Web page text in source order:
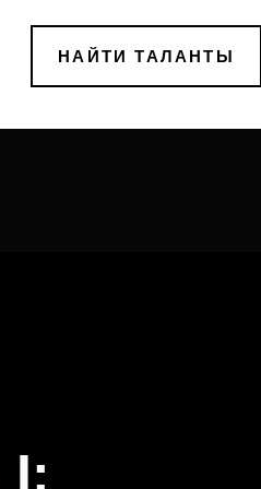
НАЙТИ ТАЛАНТЫ